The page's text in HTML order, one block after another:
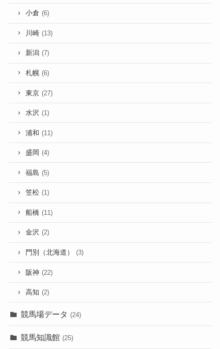
小倉 (6)
川崎 (13)
新潟 (7)
札幌 (6)
東京 (27)
水沢 (1)
浦和 (11)
盛岡 (4)
福島 (5)
笠松 (1)
船橋 (11)
金沢 (2)
門別（北海道） (3)
阪神 (22)
高知 (2)
競馬場データ (24)
競馬知識館 (25)